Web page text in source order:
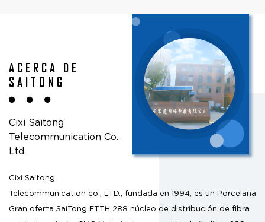
ACERCA DE
SAITONG
Cixi Saitong
Telecommunication Co.,
Ltd.
Cixi Saitong
Telecommunication co., LTD., fundada en 1994, es un Porcelana
Gran oferta SaiTong FTTH 288 núcleo de distribución de fibra